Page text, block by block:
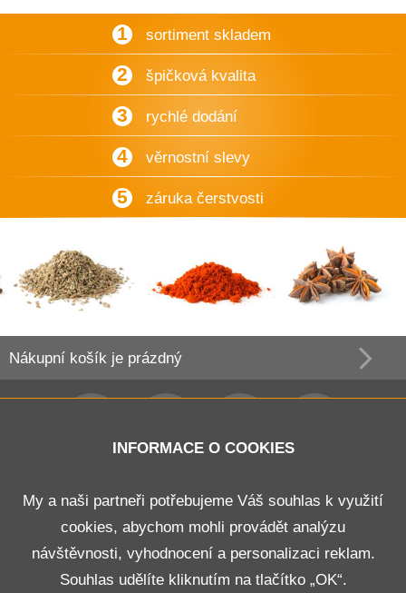
1 sortiment skladem
2 špičková kvalita
3 rychlé dodání
4 věrnostní slevy
5 záruka čerstvosti
Nákupní košík je prázdný
Obchodní podmínky
Doprava a platba
Odstoupení od smlouvy
INFORMACE O COOKIES
My a naši partneři potřebujeme Váš souhlas k využití
cookies, abychom mohli provádět analýzu
návštěvnosti, vyhodnocení a personalizaci reklam.
Souhlas udělíte kliknutím na tlačítko „OK“.